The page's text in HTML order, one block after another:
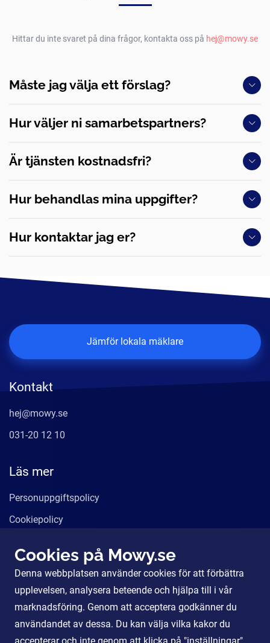
Hittar du inte svaret på dina frågor, kontakta oss på hej@mowy.se
Måste jag välja ett förslag?
Hur väljer ni samarbetspartners?
Är tjänsten kostnadsfri?
Hur behandlas mina uppgifter?
Hur kontaktar jag er?
Kontakt
hej@mowy.se
031-20 12 10
Läs mer
Personuppgiftspolicy
Cookiepolicy
Våra tjänster
För Partners
Jämför lokala mäklare
Cookies på Mowy.se
Denna webbplatsen använder cookies för att förbättra
upplevelsen, analysera beteende och hjälpa till i vår
marknadsföring. Genom att acceptera godkänner du
användandet av dessa. Du kan välja vilka kakor du